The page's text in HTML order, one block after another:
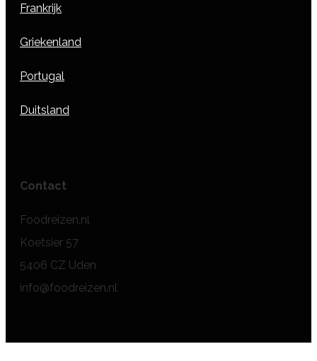
Frankrijk
Griekenland
Portugal
Duitsland
Contact
Foodreizen.nl
Koetsier 57
5406 CZ Uden
info@foodreizen.nl